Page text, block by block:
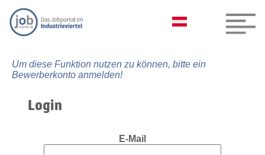
Um diese Funktion nutzen zu können, bitte ein
Bewerberkonto anmelden!
Login
E-Mail